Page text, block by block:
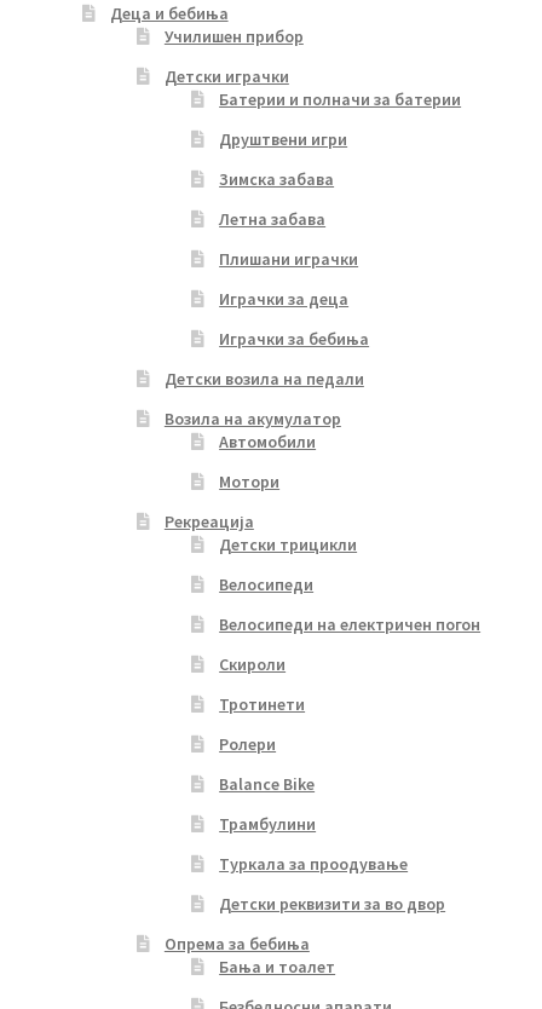
Деца и бебиња
Училишен прибор
Детски играчки
Батерии и полначи за батерии
Друштвени игри
Зимска забава
Летна забава
Плишани играчки
Играчки за деца
Играчки за бебиња
Детски возила на педали
Возила на акумулатор
Автомобили
Мотори
Рекреација
Детски трицикли
Велосипеди
Велосипеди на електричен погон
Скироли
Тротинети
Ролери
Balance Bike
Трамбулини
Туркала за проодување
Детски реквизити за во двор
Опрема за бебиња
Бања и тоалет